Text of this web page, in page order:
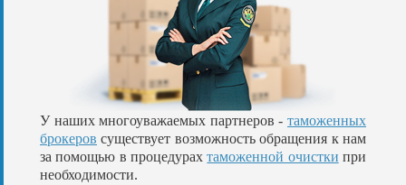
У наших многоуважаемых партнеров - таможенных
брокеров существует возможность обращения к нам
за помощью в процедурахтаможенной очистки при
необходимости.